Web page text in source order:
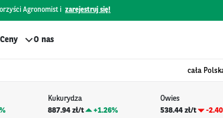
Agronomist i zarejestruj się!
Ceny O nas
cała
Kukurydza
887.94 zł/t
+1.26%
Owies
538.44 zł/t
-